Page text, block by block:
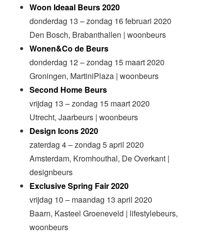
Woon Ideaal Beurs 2020
donderdag 13 – zondag 16 februari 2020
Den Bosch, Brabanthallen | woonbeurs
Wonen&Co de Beurs
donderdag 12 – zondag 15 maart 2020
Groningen, MartiniPlaza | woonbeurs
Second Home Beurs
vrijdag 13 – zondag 15 maart 2020
Utrecht, Jaarbeurs | woonbeurs
Design Icons 2020
zaterdag 4 – zondag 5 april 2020
Amsterdam, Kromhouthal, De Overkant |
designbeurs
Exclusive Spring Fair 2020
vrijdag 10 – maandag 13 april 2020
Baarn, Kasteel Groeneveld | lifestylebeurs,
woonbeurs